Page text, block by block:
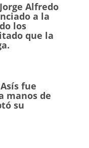
Alfredo
a la
los
que la
fue
manos de
su